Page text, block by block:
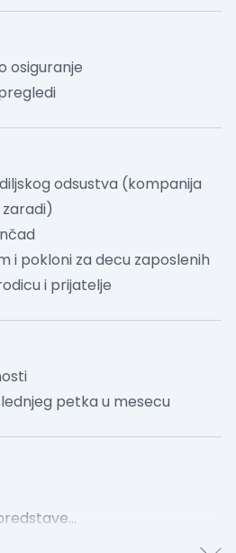
osiguranje
odsustva (kompanija
i pokloni za decu zaposlenih
i prijatelje
petka u mesecu